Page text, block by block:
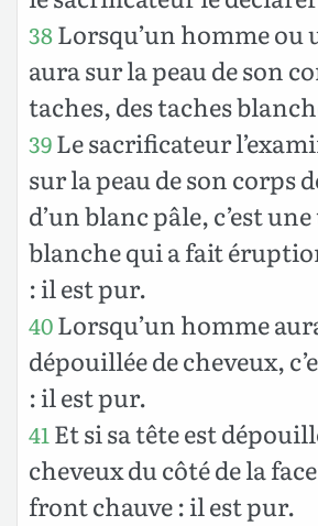
38Lorsqu’un homme ou
aura sur la peau de son
taches, des taches
39Le sacrificateur
sur la peau de son corps
d’un blanc pâle, c’est
blanche qui a fait
: il est pur.
40Lorsqu’un homme
dépouillée de cheveux,
: il est pur.
41 Et si sa tête est
cheveux du côté de la
front chauve : il est pur.